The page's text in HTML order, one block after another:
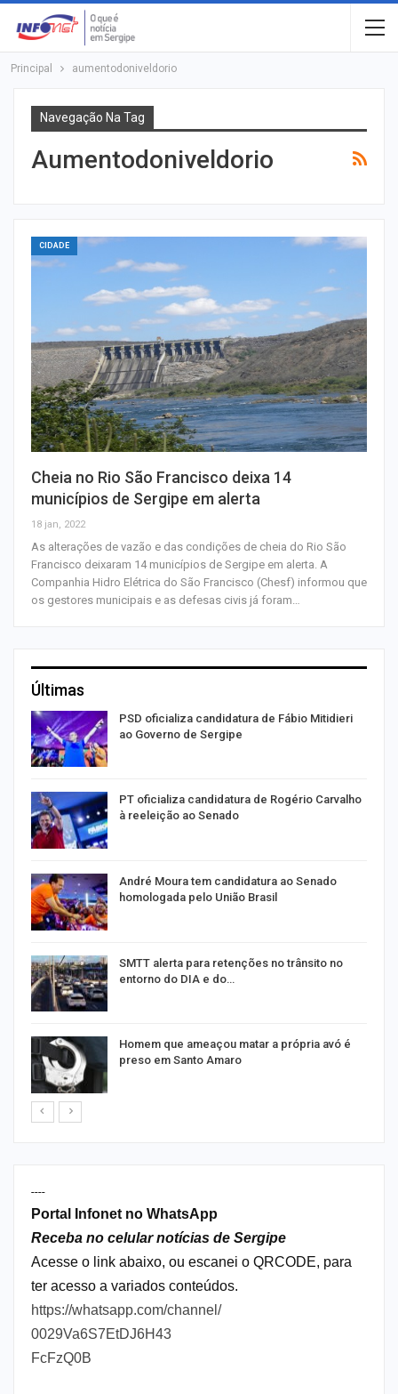
Principal aumentodoniveldorio
Navegação Na Tag
Aumentodoniveldorio
CIDADE
Cheia no Rio São Francisco deixa 14
municípios de Sergipe em alerta
18 jan, 2022
As alterações de vazão e das condições de cheia do Rio São
Francisco deixaram 14 municípios de Sergipe em alerta. A
Companhia Hidro Elétrica do São Francisco (Chesf) informou que
os gestores municipais e as defesas civis já foram…
Últimas
PSD oficializa candidatura de Fábio Mitidieri
ao Governo de Sergipe
PT oficializa candidatura de Rogério Carvalho
à reeleição ao Senado
André Moura tem candidatura ao Senado
homologada pelo União Brasil
SMTT alerta para retenções no trânsito no
entorno do DIA e do…
Homem que ameaçou matar a própria avó é
preso em Santo Amaro
----
Portal Infonet no WhatsApp
Receba no celular notícias de Sergipe
Acesse o link abaixo, ou escanei o QRCODE, para
ter acesso a variados conteúdos.
https://whatsapp.com/channel/
0029Va6S7EtDJ6H43
FcFzQ0B